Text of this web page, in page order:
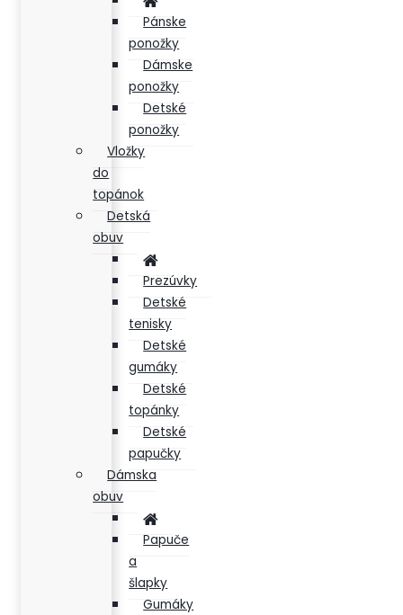
Pánske
ponožky
Dámske
ponožky
Detské
ponožky
Vložky
do
topánok
Detská
obuv
Prezúvky
Detské
tenisky
Detské
gumáky
Detské
topánky
Detské
papučky
Dámska
obuv
Papuče
a
šlapky
Gumáky